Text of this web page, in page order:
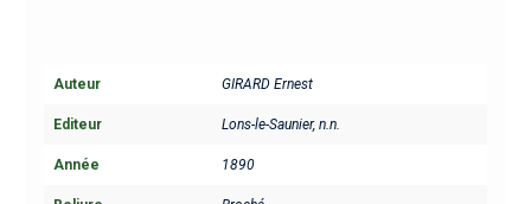
Auteur GIRARD Ernest
Editeur Lons-le-Saunier, n.n.
Année 1890